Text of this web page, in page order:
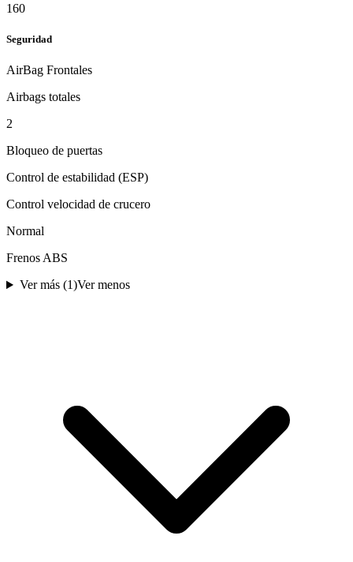
160
Seguridad
AirBag Frontales
Airbags totales
2
Bloqueo de puertas
Control de estabilidad (ESP)
Control velocidad de crucero
Normal
Frenos ABS
Ver más (1)Ver menos